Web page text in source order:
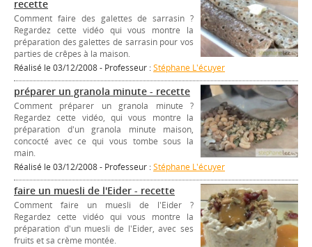
recette
Comment faire des galettes de sarrasin ?
Regardez cette vidéo qui vous montre la
préparation des galettes de sarrasin pour vos
parties de crêpes à la maison.
Réalisé le 03/12/2008 - Professeur :Stéphane L'écuyer
préparer un granola minute - recette
Comment préparer un granola minute ?
Regardez cette vidéo, qui vous montre la
préparation d'un granola minute maison,
concocté avec ce qui vous tombe sous la
main.
Réalisé le 03/12/2008 - Professeur :Stéphane L'écuyer
faire un muesli de l'Eider - recette
Comment faire un muesli de l'Eider ?
Regardez cette vidéo qui vous montre la
préparation d'un muesli de l'Eider, avec ses
fruits et sa crème montée.